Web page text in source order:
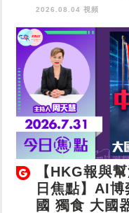
2026.08.04 視頻
【HKG報與
日焦點】AI
國 獨食 大國